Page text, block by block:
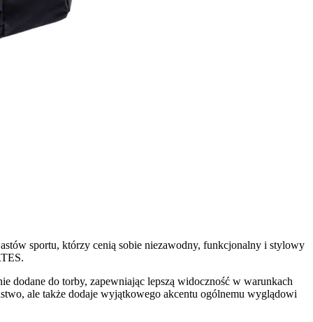
sportu, którzy cenią sobie niezawodny, funkcjonalny i stylowy
dodane do torby, zapewniając lepszą widoczność w warunkach
ale także dodaje wyjątkowego akcentu ogólnemu wyglądowi